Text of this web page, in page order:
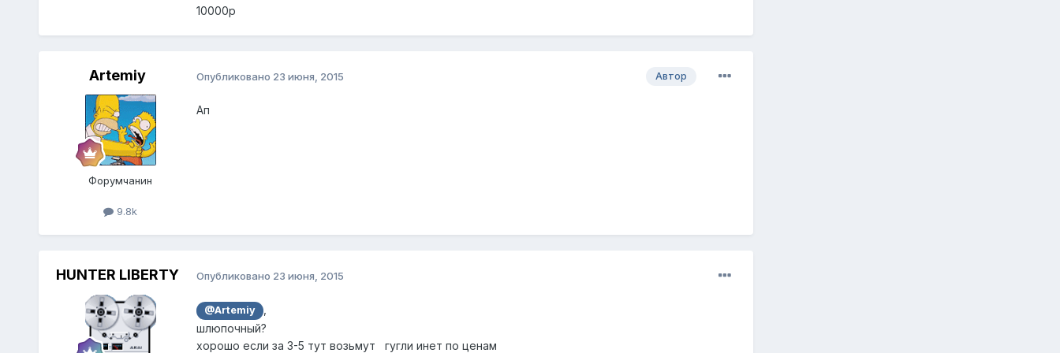
10000р
Artemiy
Форумчанин
9.8k
Автор
Опубликовано 23 июня, 2015
Ап
HUNTER LIBERTY Опубликовано 23 июня, 2015
@Artemiy
,
шлюпочный?
хорошо если за 3-5 тут возьмут гугли инет по ценам